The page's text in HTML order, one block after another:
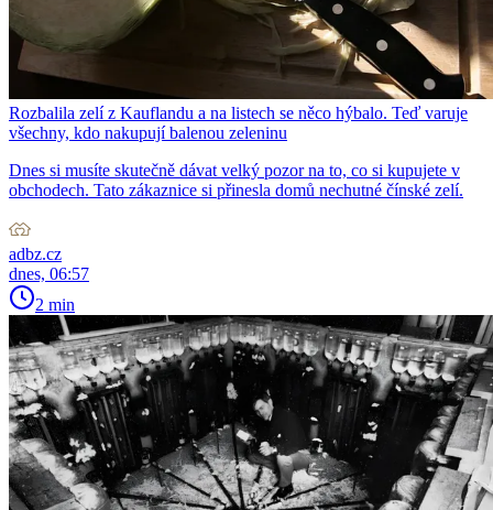
Rozbalila zelí z Kauflandu a na listech se něco hýbalo. Teď varuje
všechny, kdo nakupují balenou zeleninu
Dnes si musíte skutečně dávat velký pozor na to, co si kupujete v
obchodech. Tato zákaznice si přinesla domů nechutné čínské zelí.
adbz.cz
dnes, 06:57
2 min